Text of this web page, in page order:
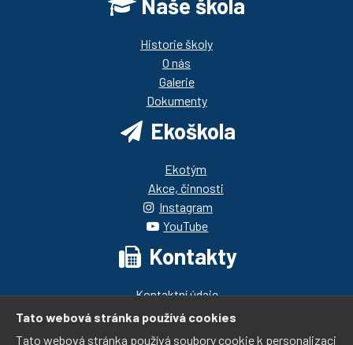
Naše škola
Historie školy
O nás
Galerie
Dokumenty
Ekoškola
Ekotým
Akce, činnosti
Instagram
YouTube
Kontakty
Kontaktní údaje
Pedagogický sbor
Tato webová stránka používá cookies
Tato webová stránka používá soubory cookie k personalizaci